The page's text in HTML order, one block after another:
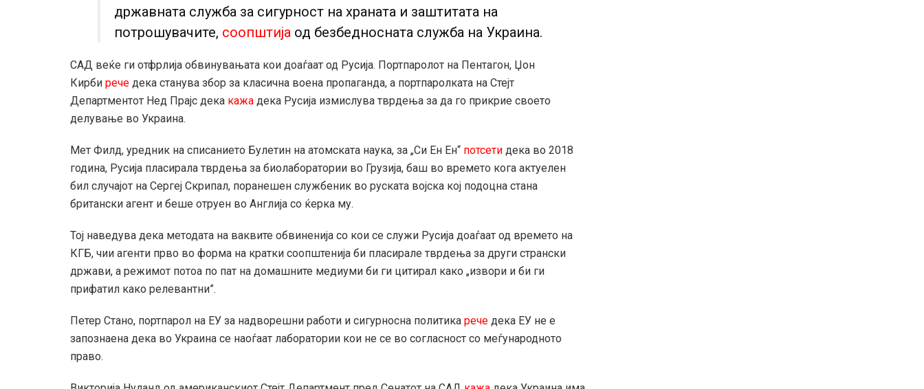
државната служба за сигурност на храната и заштитата на
потрошувачите, соопштија од безбедносната служба на Украина.
САД веќе ги отфрлија обвинувањата кои доаѓаат од Русија. Портпаролот на Пентагон, Џон
Кирби рече дека станува збор за класична воена пропаганда, а портпаролката на Стејт
Департментот Нед Прајс дека кажа дека Русија измислува тврдења за да го прикрие своето
делување во Украина.
Мет Филд, уредник на списанието Булетин на атомската наука, за „Си Ен Ен“ потсети дека во 2018
година, Русија пласирала тврдења за биолаборатории во Грузија, баш во времето кога актуелен
бил случајот на Сергеј Скрипал, поранешен службеник во руската војска кој подоцна стана
британски агент и беше отруен во Англија со ќерка му.
Тој наведува дека методата на ваквите обвиненија со кои се служи Русија доаѓаат од времето на
КГБ, чии агенти прво во форма на кратки соопштенија би пласирале тврдења за други странски
држави, а режимот потоа по пат на домашните медиуми би ги цитирал како „извори и би ги
прифатил како релевантни”.
Петер Стано, портпарол на ЕУ за надворешни работи и сигурносна политика рече дека ЕУ не е
запознаена дека во Украина се наоѓаат лаборатории кои не се во согласност со меѓународното
право.